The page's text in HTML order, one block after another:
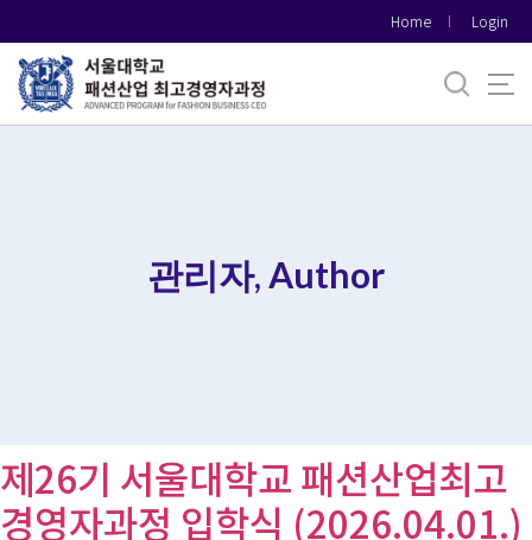
로
메
Home Login
관리자, Author
제26기 서울대학교 패션산업최고
경영자과정 입학식 (2026.04.01.)